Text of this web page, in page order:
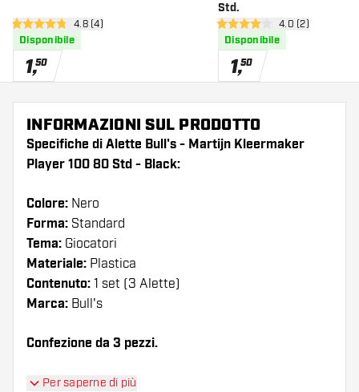
apri pannello recensioni
4.8 stelle di valutazione
4.8 (4)
Disponibile
1,50
Std.
apri pannello
4 stelle di valutazione
4.0 (2)
Disponibile
1,50
INFORMAZIONI SUL PRODOTTO
Specifiche di Alette Bull's - Martijn Kleermaker
Player 100 80 Std - Black:
Colore: Nero
Forma: Standard
Tema: Giocatori
Materiale: Plastica
Contenuto: 1 set (3 Alette)
Marca: Bull's
Confezione da 3 pezzi.
Suggerimento di Dartshopper!
Per saperne di più